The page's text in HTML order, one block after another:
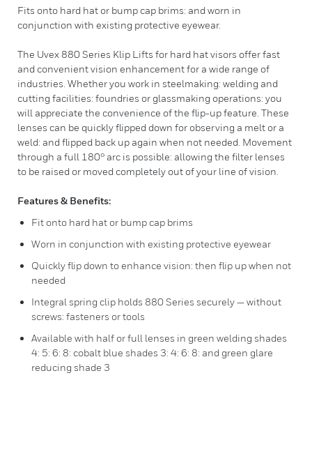
Fits onto hard hat or bump cap brims: and worn in
conjunction with existing protective eyewear.
The Uvex 880 Series Klip Lifts for hard hat visors offer fast
and convenient vision enhancement for a wide range of
industries. Whether you work in steelmaking: welding and
cutting facilities: foundries or glassmaking operations: you
will appreciate the convenience of the flip-up feature. These
lenses can be quickly flipped down for observing a melt or a
weld: and flipped back up again when not needed. Movement
through a full 180° arc is possible: allowing the filter lenses
to be raised or moved completely out of your line of vision.
Features & Benefits:
Fit onto hard hat or bump cap brims
Worn in conjunction with existing protective eyewear
Quickly flip down to enhance vision: then flip up when not
needed
Integral spring clip holds 880 Series securely — without
screws: fasteners or tools
Available with half or full lenses in green welding shades
4: 5: 6: 8: cobalt blue shades 3: 4: 6: 8: and green glare
reducing shade 3